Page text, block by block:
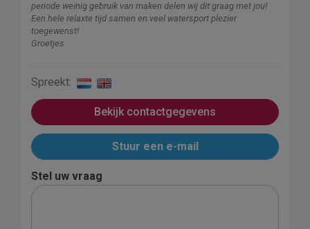
periode weinig gebruik van maken delen wij dit graag met jou!
Een hele relaxte tijd samen en veel watersport plezier
toegewenst!
Groetjes
Spreekt:
Bekijk contactgegevens
Stuur een e-mail
Stel uw vraag